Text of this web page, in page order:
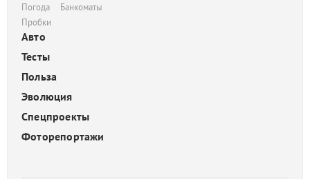
Погода
Пробки
Банкоматы
Авто
Тесты
Польза
Эволюция
Спецпроекты
Фоторепортажи